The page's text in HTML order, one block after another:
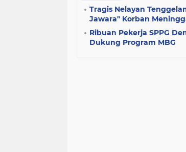
Tragis Nelayan
Jawara" Korban
Ribuan Pekerja SPPG
Dukung Program MBG